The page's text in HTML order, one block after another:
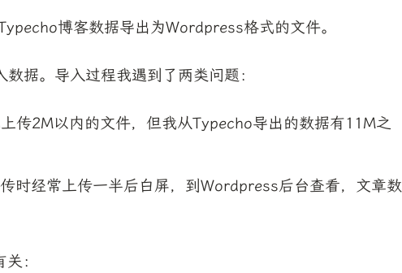
博客数据导出为Wordpress格式的文件。
据。导入过程我遇到了两类问题：
传2M以内的文件，但我从Typecho导出的数据有11M之
时经常上传一半后白屏，到Wordpress后台查看，文章数
：